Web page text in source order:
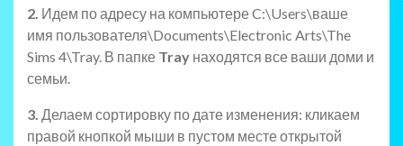
2. Идем по адресу на компьютере C:\Users\ваше
имя пользователя\Documents\Electronic Arts\The
Sims 4\Tray. В папке Tray находятся все ваши доми и
семьи.
3. Делаем сортировку по дате изменения: кликаем
правой кнопкой мыши в пустом месте открытой